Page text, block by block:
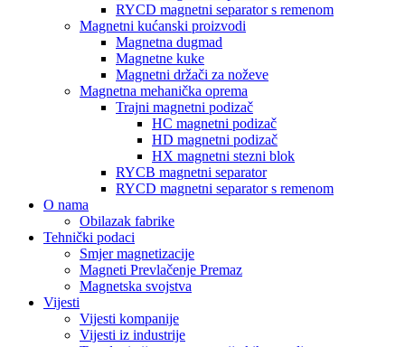
RYCD magnetni separator s remenom
Magnetni kućanski proizvodi
Magnetna dugmad
Magnetne kuke
Magnetni držači za noževe
Magnetna mehanička oprema
Trajni magnetni podizač
HC magnetni podizač
HD magnetni podizač
HX magnetni stezni blok
RYCB magnetni separator
RYCD magnetni separator s remenom
O nama
Obilazak fabrike
Tehnički podaci
Smjer magnetizacije
Magneti Prevlačenje Premaz
Magnetska svojstva
Vijesti
Vijesti kompanije
Vijesti iz industrije